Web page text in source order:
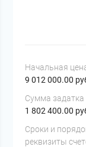
Начальная
9 012 000.00
Сумма задатка
1 802 400.00
Cроки и
реквизиты